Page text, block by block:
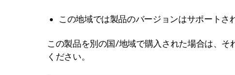
この地域では製品のバージョンはサポートさ
この製品を別の国/地域で購入された場合は、
ください。